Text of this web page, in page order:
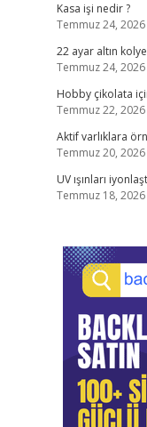
Kasa işi nedir ?
Temmuz 24, 2026
22 ayar altın
Temmuz 24, 2026
Hobby çikolata
Temmuz 22, 2026
Aktif varlıklara
Temmuz 20, 2026
UV ışınları
Temmuz 18, 2026